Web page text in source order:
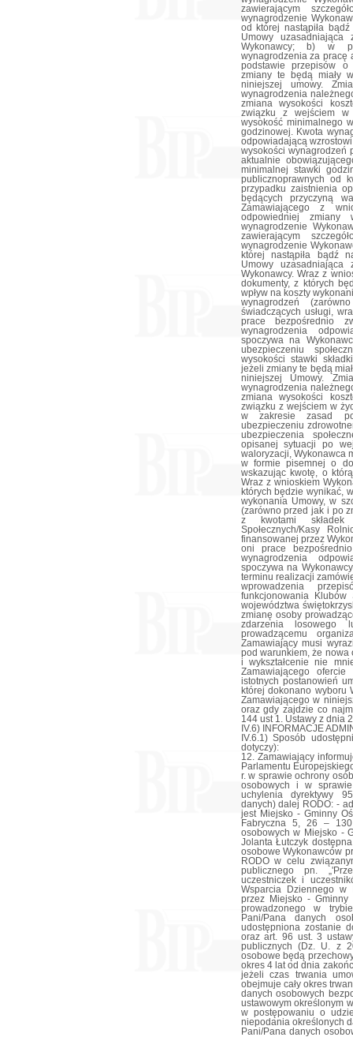
zawierającym
wynagrodzenie
od której nastąpiła
Umowy uzasadniająca
Wykonawcy; b) w
wynagrodzenia za pracę
podstawie przepisów
zmiany te będą miały
niniejszej umowy.
wynagrodzenia
zmiana wysokości
związku z wejściem w
wysokość minimalnego
godzinowej. Kwota
odpowiadającą
wysokości wynagrodzeń
aktualnie
minimalnej stawki
publicznoprawnych od
przypadku zaistnienia
będących przyczyną
Zamawiającego z
odpowiedniej zmiany
wynagrodzenie
zawierającym
wynagrodzenie
której nastąpiła bądź
Umowy uzasadniająca
Wykonawcy. Wraz z
dokumenty, z których
wpływ na koszty
wynagrodzeń
świadczących usługi,
prace bezpośrednio
wynagrodzenia
spoczywa na
ubezpieczeniu
wysokości stawki
jeżeli zmiany te będą
niniejszej Umowy.
wynagrodzenia
zmiana wysokości
związku z wejściem w
w zakresie zasad
ubezpieczeniu
ubezpieczenia
opisanej sytuacji po
waloryzacji, Wykonawca
w formie pisemnej o
wskazując kwotę, o
Wraz z wnioskiem
których będzie wynikać,
wykonania Umowy, w
(zarówno przed jak i po
z kwotami składek
Społecznych/Kasy
finansowanej przez
oni prace
wynagrodzenia
spoczywa na
terminu realizacji
wprowadzenia
funkcjonowania
województwa
zmianę osoby
zdarzenia losowego
prowadzącemu
Zamawiający musi
pod warunkiem, że nowa
i wykształcenie nie
Zamawiającego
istotnych postanowień
której dokonano wyboru
Zamawiającego w
oraz gdy zajdzie co
144 ust 1. Ustawy z dnia
IV.6) INFORMACJE
IV.6.1) Sposób
dotyczy):
12. Zamawiający
Parlamentu
r. w sprawie ochrony
osobowych i w
uchylenia dyrektywy
danych) dalej RODO: -
jest Miejsko - Gminny
Fabryczna 5, 26 –
osobowych w Miejsko -
Jolanta Łutczyk
osobowe Wykonawców
RODO w celu
publicznego pn.
uczestniczek i
Wsparcia Dziennego w
przez Miejsko - Gminny
prowadzonego w
Pani/Pana danych
udostępniona zostanie
oraz art. 96 ust. 3
publicznych (Dz. U. z
osobowe będą
okres 4 lat od dnia
jeżeli czas trwania
obejmuje cały okres
danych osobowych
ustawowym określonym
w postępowaniu o
niepodania określonych
Pani/Pana danych